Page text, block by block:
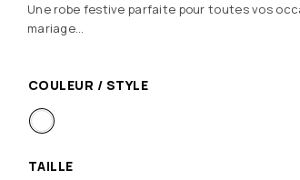
Une robe festive parfaite pour toutes vos
mariage…
COULEUR / STYLE
TAILLE